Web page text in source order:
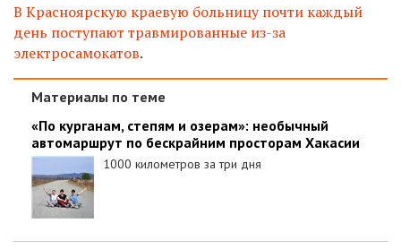
В Красноярскую краевую больницу почти каждый
день поступают травмированные из-за
электросамокатов.
Материалы по теме
«По курганам, степям и озерам»: необычный
автомаршрут по бескрайним просторам Хакасии
1000 километров за три дня